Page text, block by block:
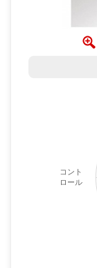
コント
ロール